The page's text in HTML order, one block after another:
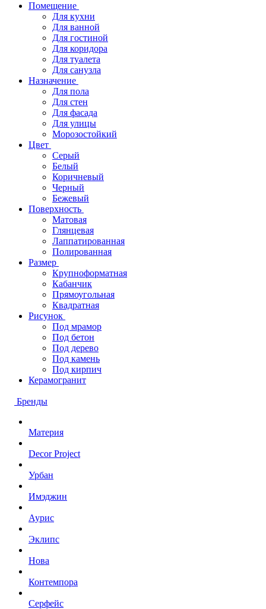
Помещение
Для кухни
Для ванной
Для гостиной
Для коридора
Для туалета
Для санузла
Назначение
Для пола
Для стен
Для фасада
Для улицы
Морозостойкий
Цвет
Серый
Белый
Коричневый
Черный
Бежевый
Поверхность
Матовая
Глянцевая
Лаппатированная
Полированная
Размер
Крупноформатная
Кабанчик
Прямоугольная
Квадратная
Рисунок
Под мрамор
Под бетон
Под дерево
Под камень
Под кирпич
Керамогранит
Бренды
Материя
Decor Project
Урбан
Имэджин
Аурис
Эклипс
Нова
Контемпора
Серфейс